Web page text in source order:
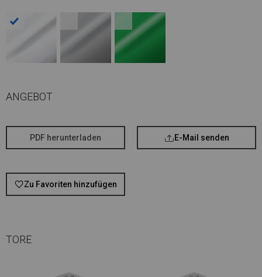
ANGEBOT
PDF herunterladen E-Mail senden
Zu Favoriten hinzufügen
TORE